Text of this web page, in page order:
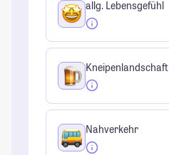
allg. Lebensgefühl
Kneipenlandschaft
Nahverkehr